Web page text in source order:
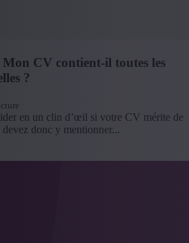
CV contient-il toutes les
?
en un clin d’œil si votre CV mérite de
donc y mentionner...